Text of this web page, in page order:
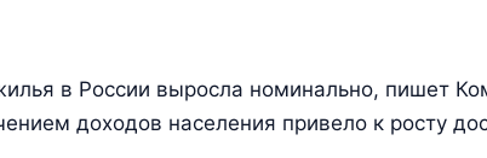
в России выросла номинально, пишет
доходов населения привело к росту